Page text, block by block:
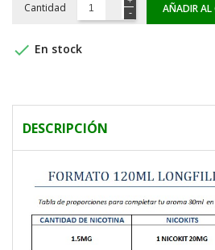
Cantidad AÑADIR AL
 En stock
DESCRIPCIÓN